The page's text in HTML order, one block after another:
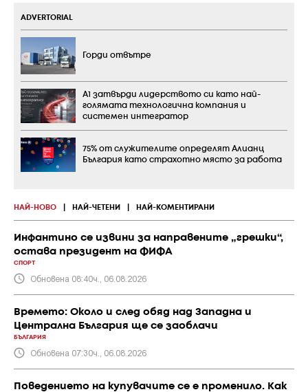
НАЙ-НОВО НАЙ-ЧЕТЕНИ НАЙ-КОМЕНТИРАНИ
Инфантино се извини за направените „грешки“,
остава президент на ФИФА
СПОРТ
Обновена 08:40ч., 06.08.2026
Времето: Около и след обяд над Западна и
Централна България ще се заоблачи
БЪЛГАРИЯ
Обновена 07:30ч., 06.08.2026
Поведението на купувачите се е променило. Как
ADVERTORIAL
Горди отвътре
А1 затвърди лидерството си като най-
голямата технологична компания и
системен интегратор
75% от служителите определят Алианц
България като страхотно място за работа